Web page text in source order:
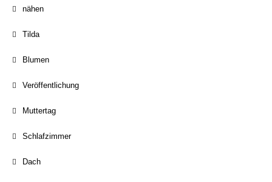
nähen
Tilda
Blumen
Veröffentlichung
Muttertag
Schlafzimmer
Dach